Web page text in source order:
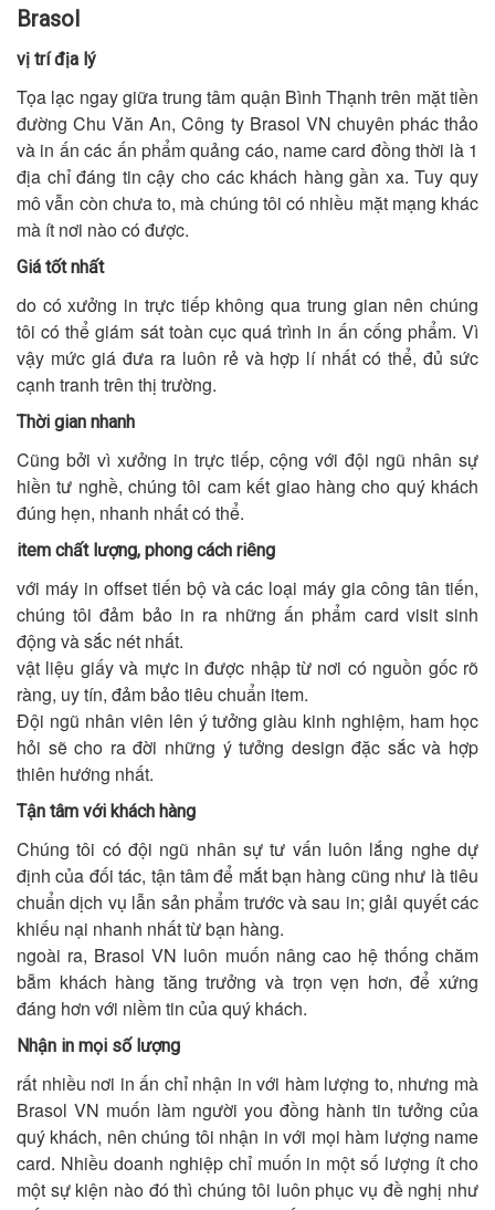
Brasol
vị trí địa lý
Tọa lạc ngay giữa trung tâm quận Bình Thạnh trên mặt tiền
đường Chu Văn An, Công ty Brasol VN chuyên phác thảo
và in ấn các ấn phẩm quảng cáo, name card đồng thời là 1
địa chỉ đáng tin cậy cho các khách hàng gần xa. Tuy quy
mô vẫn còn chưa to, mà chúng tôi có nhiều mặt mạng khác
mà ít nơi nào có được.
Giá tốt nhất
do có xưởng in trực tiếp không qua trung gian nên chúng
tôi có thể giám sát toàn cục quá trình in ấn cống phẩm. Vì
vậy mức giá đưa ra luôn rẻ và hợp lí nhất có thể, đủ sức
cạnh tranh trên thị trường.
Thời gian nhanh
Cũng bởi vì xưởng in trực tiếp, cộng với đội ngũ nhân sự
hiền tư nghề, chúng tôi cam kết giao hàng cho quý khách
đúng hẹn, nhanh nhất có thể.
item chất lượng, phong cách riêng
với máy in offset tiến bộ và các loại máy gia công tân tiến,
chúng tôi đảm bảo in ra những ấn phẩm card visit sinh
động và sắc nét nhất.
vật liệu giấy và mực in được nhập từ nơi có nguồn gốc rõ
ràng, uy tín, đảm bảo tiêu chuẩn item.
Đội ngũ nhân viên lên ý tưởng giàu kinh nghiệm, ham học
hỏi sẽ cho ra đời những ý tưởng design đặc sắc và hợp
thiên hướng nhất.
Tận tâm với khách hàng
Chúng tôi có đội ngũ nhân sự tư vấn luôn lắng nghe dự
định của đối tác, tận tâm để mắt bạn hàng cũng như là tiêu
chuẩn dịch vụ lẫn sản phẩm trước và sau in; giải quyết các
khiếu nại nhanh nhất từ bạn hàng.
ngoài ra, Brasol VN luôn muốn nâng cao hệ thống chăm
bẵm khách hàng tăng trưởng và trọn vẹn hơn, để xứng
đáng hơn với niềm tin của quý khách.
Nhận in mọi số lượng
rất nhiều nơi in ấn chỉ nhận in với hàm lượng to, nhưng mà
Brasol VN muốn làm người you đồng hành tin tưởng của
quý khách, nên chúng tôi nhận in với mọi hàm lượng name
card. Nhiều doanh nghiệp chỉ muốn in một số lượng ít cho
một sự kiện nào đó thì chúng tôi luôn phục vụ đề nghị như